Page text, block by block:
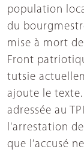
population
du
mise à mort
Front
tutsie
ajoute le
adressée au
l'arrestation
que l’accusé